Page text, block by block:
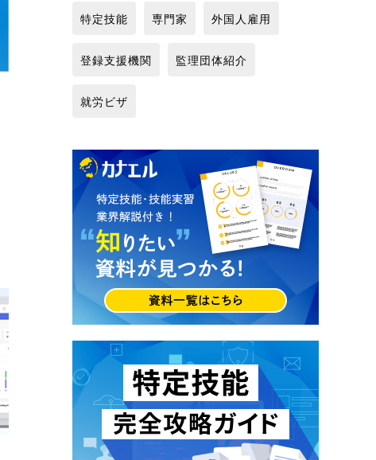
特定技能 専門家 外国人雇用
登録支援機関 監理団体紹介
就労ビザ